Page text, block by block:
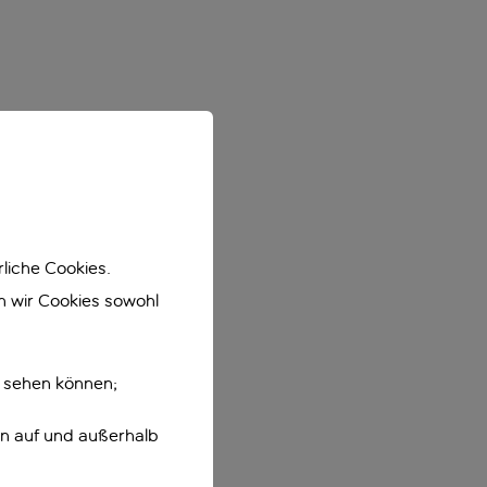
Cookies.
wir Cookies sowohl
können;
auf und außerhalb